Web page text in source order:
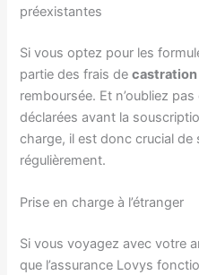
préexistantes
Si vous optez pour les
partie des frais decastration
remboursée. Et n’oubliez
déclarées avant la
charge, il est donc crucial de
régulièrement.
Prise en charge à l’étranger
Si vous voyagez avec votre
que l’assurance Lovys